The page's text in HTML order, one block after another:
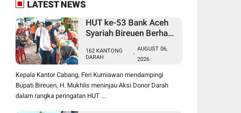
LATEST NEWS
HUT ke-53 Bank Aceh
Syariah Bireuen Berhasil
Kantong Darah
162 KANTONG
DARAH
-
AUGUST 06,
2026
Kepala Kantor Cabang, Feri Kurniawan mendampingi
Bupati Bireuen, H. Mukhlis meninjau Aksi Donor Darah
dalam rangka peringatan HUT ...